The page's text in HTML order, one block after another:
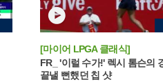
[마이어 LPGA 클래식]
FR_ '이럴 수가!' 렉시 톰슨의
끝낼 뻔했던 칩 샷